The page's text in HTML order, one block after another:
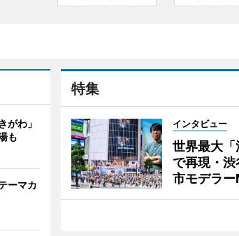
特集
インタビュー
世界最大
で再現・
市モデラー
がわ」
も
ーマカ